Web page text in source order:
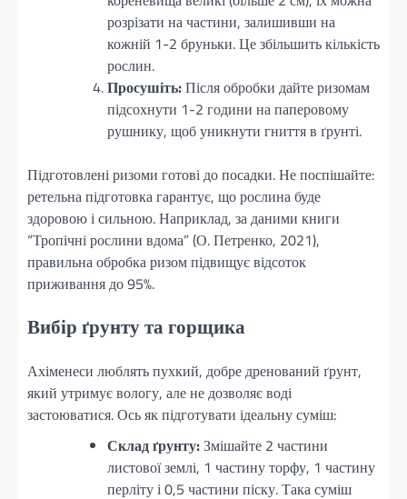
розрізати на частини, залишивши на
кожній 1-2 бруньки. Це збільшить кількість
рослин.
Просушіть:Після обробки дайте ризомам
підсохнути 1-2 години на паперовому
рушнику, щоб уникнути гниття в ґрунті.
Підготовлені ризоми готові до посадки. Не поспішайте:
ретельна підготовка гарантує, що рослина буде
здоровою і сильною. Наприклад, за даними книги
“Тропічні рослини вдома” (О. Петренко, 2021),
правильна обробка ризом підвищує відсоток
приживання до 95%.
Вибір ґрунту та горщика
Ахіменеси люблять пухкий, добре дренований ґрунт,
який утримує вологу, але не дозволяє воді
застоюватися. Ось як підготувати ідеальну суміш:
Склад ґрунту:Змішайте 2 частини
листової землі, 1 частину торфу, 1 частину
перліту і 0,5 частини піску. Така суміш